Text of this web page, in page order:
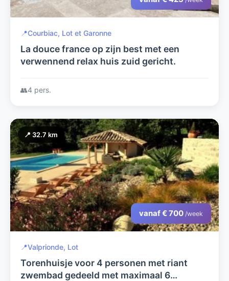
📍Courbiac, Lot et Garonne
La douce france op zijn best met een
verwennend relax huis zuid gericht.
👥4 pers.
📍 32.7 km
vanaf € 700 /week
📍Valprionde, Lot
Torenhuisje voor 4 personen met riant
zwembad gedeeld met maximaal 6